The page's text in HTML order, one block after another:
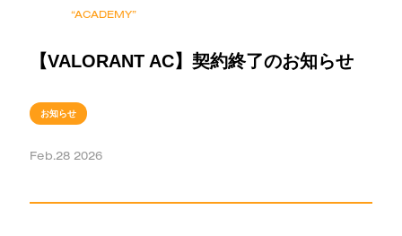
( CREATOR )
Zst FORTNITE
“ACADEMY”
【VALORANT AC】契約終了のお知らせ
お知らせ
Feb.28 2026